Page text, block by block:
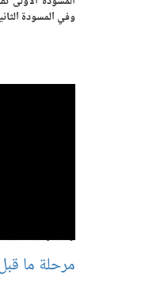
وفي المسودة
مرحلة ما